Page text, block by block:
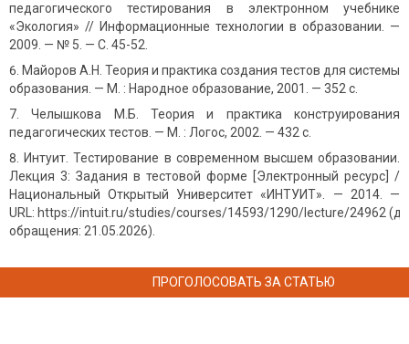
педагогического тестирования в электронном учебнике
«Экология» // Информационные технологии в образовании. —
2009. — № 5. — С. 45-52.
Майоров А.Н. Теория и практика создания тестов для системы
образования. — М. : Народное образование, 2001. — 352 с.
Челышкова М.Б. Теория и практика конструирования
педагогических тестов. — М. : Логос, 2002. — 432 с.
Интуит. Тестирование в современном высшем образовании.
Лекция 3: Задания в тестовой форме [Электронный ресурс] /
Национальный Открытый Университет «ИНТУИТ». — 2014. —
URL: https://intuit.ru/studies/courses/14593/1290/lecture/24962
обращения: 21.05.2026).
ПРОГОЛОСОВАТЬ ЗА СТАТЬЮ